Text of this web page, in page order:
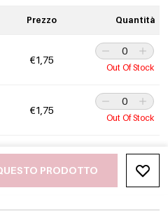
Prezzo Quantità
€1,75
Out Of Stock
€1,75
Out Of Stock
PRODOTTO